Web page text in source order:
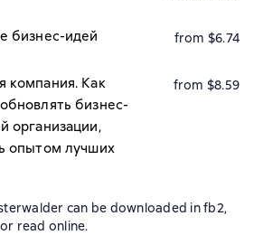
бизнес-идей from $6.74
компания. Как
бизнес-
организации,
опытом лучших
from $8.59
can be downloaded in fb2,
read online.